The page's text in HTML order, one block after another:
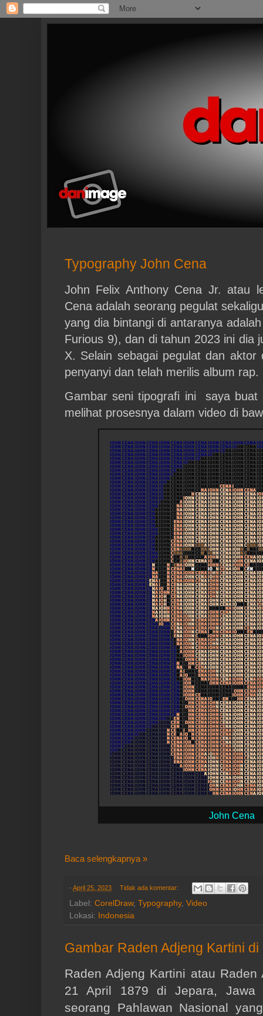
Typography John Cena
John Felix Anthony Cena Jr. atau
Cena adalah seorang pegulat
yang dia bintangi di antaranya
Furious 9), dan di tahun 2023 ini dia
X. Selain sebagai pegulat dan aktor
penyanyi dan telah merilis album rap.
Gambar seni tipografi ini saya buat
melihat prosesnya dalam video di
John Cena
Baca selengkapnya »
- April 25, 2023 Tidak ada komentar:
Label: CorelDraw, Typography, Video
Lokasi:
Indonesia
Gambar Raden Adjeng Kartini
Raden Adjeng Kartini atau
21 April 1879 di Jepara, Jawa
seorang Pahlawan Nasional